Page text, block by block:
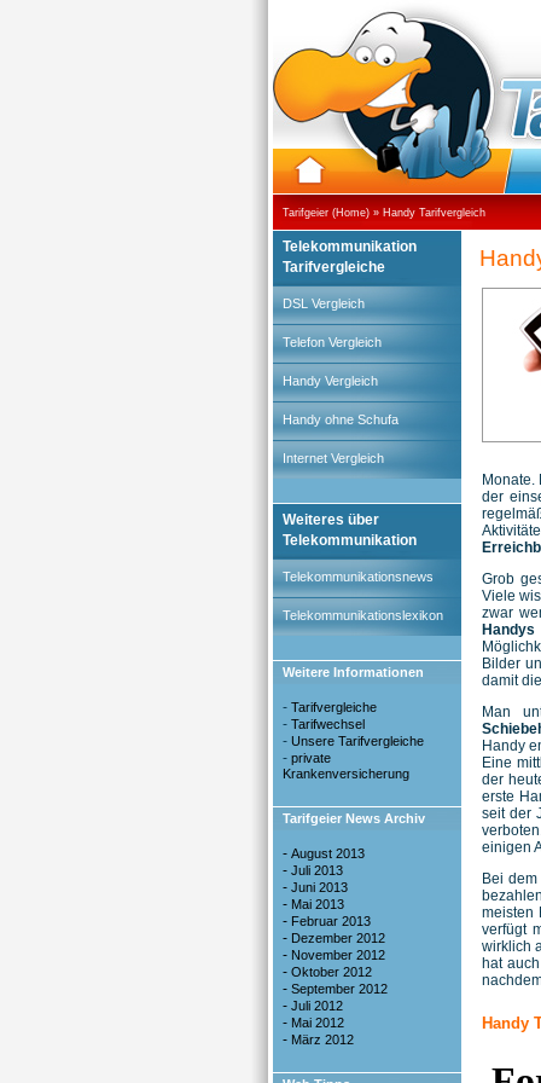
Tarifgeier (Home) » Handy Tarifvergleich
Telekommunikation
Tarifvergleiche
DSL Vergleich
Telefon Vergleich
Handy Vergleich
Handy ohne Schufa
Internet Vergleich
Weiteres über
Telekommunikation
Telekommunikationsnews
Telekommunikationslexikon
Weitere Informationen
- Tarifvergleiche
- Tarifwechsel
- Unsere Tarifvergleiche
- private
Krankenversicherung
Tarifgeier News Archiv
- August 2013
- Juli 2013
- Juni 2013
- Mai 2013
- Februar 2013
- Dezember 2012
- November 2012
- Oktober 2012
- September 2012
- Juli 2012
- Mai 2012
- März 2012
der
Grob
Viele
zwar
Handys
Bilder
damit
Man
Handy
Eine
der
erste
seit der
einigen
Bei dem
meisten
verfügt
wirklich
hat
Handy